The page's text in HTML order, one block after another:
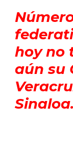
hoy no
aún su
Sinaloa.